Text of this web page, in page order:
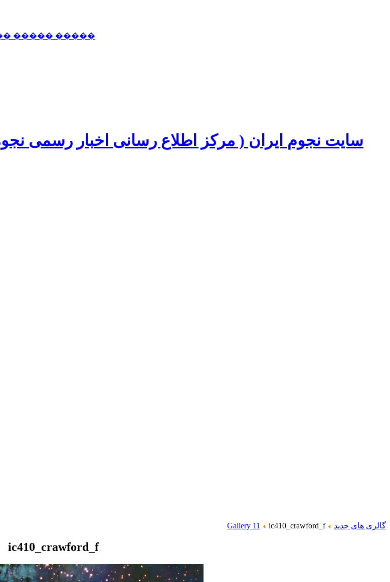
����� �����
سایت نجوم ایران ( مرکز اطلاع رسانی اخبار رسمی
گالری های جدید Gallery 11 ic410_crawford_f
ic410_crawford_f